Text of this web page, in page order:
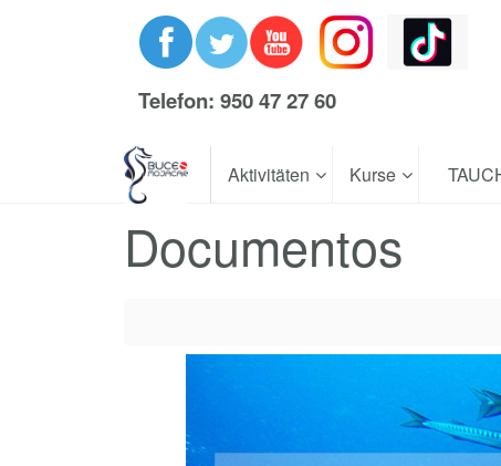
Telefon: 950 47 27 60
Aktivitäten Kurse
Documentos